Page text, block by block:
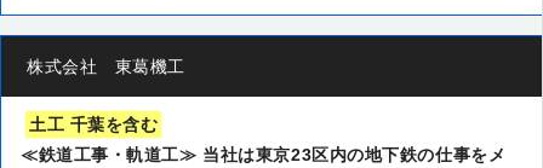
株式会社 東葛機工
土工 千葉を含む
≪鉄道工事・軌道工≫ 当社は東京23区内の地下鉄の仕事をメ